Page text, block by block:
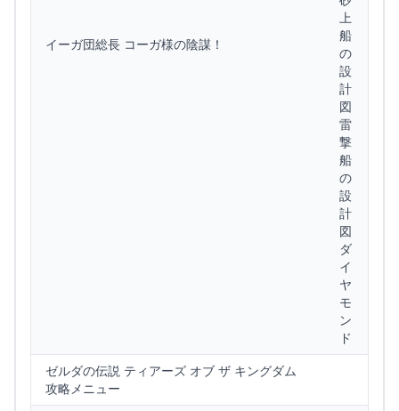
イーガ団総長 コーガ様の陰謀！
上
船
の
設
計
図
雷
撃
船
の
設
計
図
ダ
イ
ヤ
モ
ン
ド
ゼルダの伝説 ティアーズ オブ ザ キングダム
攻略メニュー